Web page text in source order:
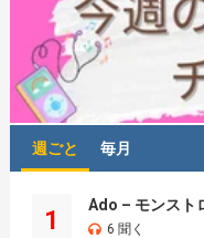
週ごと 毎月
1
Ado – モンスト
6 聞く